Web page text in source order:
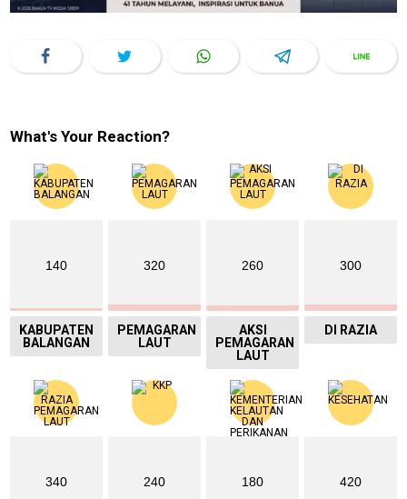
What's Your Reaction?
140
KABUPATEN
BALANGAN
320
PEMAGARAN
LAUT
260
AKSI
PEMAGARAN
LAUT
300
DI RAZIA
340 240 180 420